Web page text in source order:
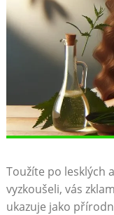
Toužíte po lesklých
vyzkoušeli, vás
ukazuje jako